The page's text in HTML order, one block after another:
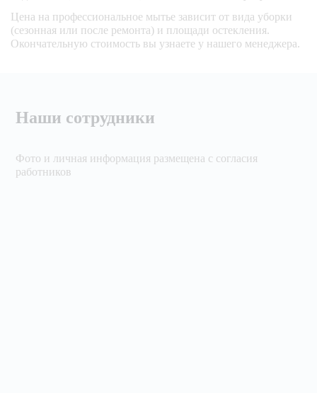
Цена на профессиональное мытье зависит от вида уборки
(сезонная или после ремонта) и площади остекления.
Окончательную стоимость вы узнаете у нашего менеджера.
Наши сотрудники
Фото и личная информация размещена с согласия
работников